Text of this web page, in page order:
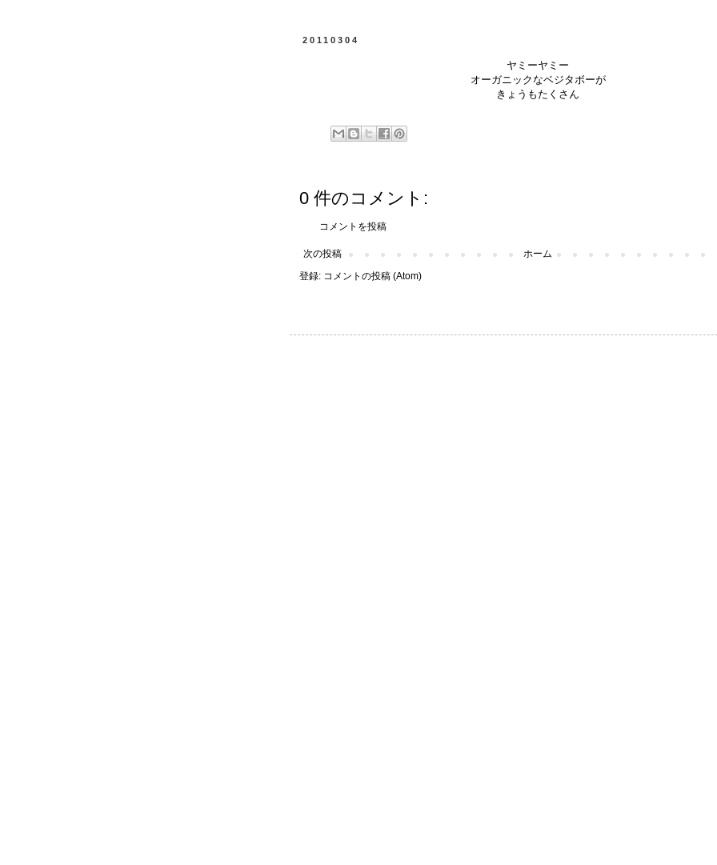
20110304
ヤミーヤミー
オーガニックなベジタボーが
きょうもたくさん
0 件のコメント:
コメントを投稿
次の投稿
ホーム
登録: コメントの投稿 (Atom)